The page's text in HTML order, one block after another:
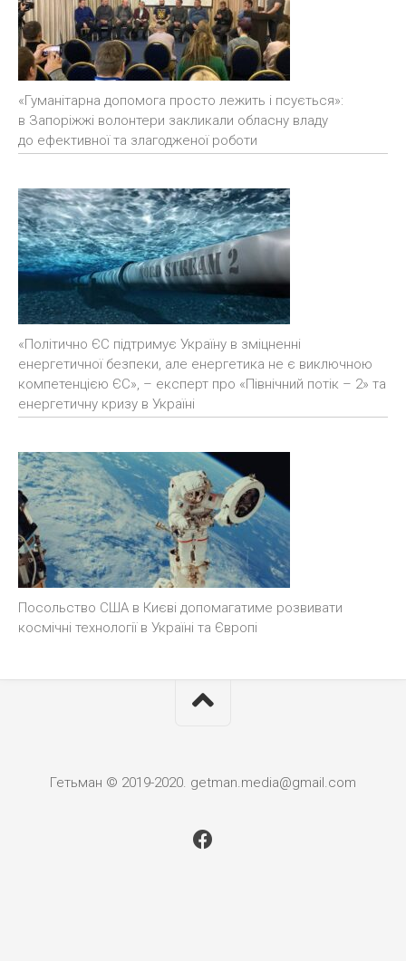
«Гуманітарна допомога просто лежить і псується»:
в Запоріжжі волонтери закликали обласну владу
до ефективної та злагодженої роботи
«Політично ЄС підтримує Україну в зміцненні
енергетичної безпеки, але енергетика не є виключною
компетенцією ЄС», – експерт про «Північний потік – 2» та
енергетичну кризу в Україні
Посольство США в Києві допомагатиме розвивати
космічні технології в Україні та Європі
Гетьман © 2019-2020. getman.media@gmail.com